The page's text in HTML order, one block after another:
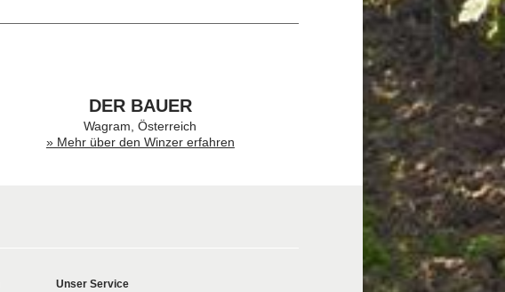
DER BAUER
Wagram, Österreich
» Mehr über den Winzer erfahren
Unser Service